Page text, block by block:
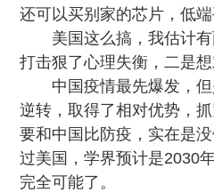
还可以买别家的芯片，低端
美国这么搞，我估计
打击狠了心理失衡，二是
中国疫情最先爆发，
逆转，取得了相对优势，
要和中国比防疫，实在是
过美国，学界预计是2030
完全可能了。